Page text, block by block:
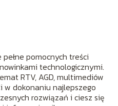
pomocnych treści
technologicznymi.
RTV, AGD, multimediów
w dokonaniu najlepszego
rozwiązań i ciesz się